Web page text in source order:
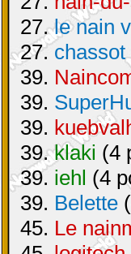
27.le nain
27.chassot
39.
39.
39.
39.klaki (4
39. iehl (4
39. Belette
45. Le